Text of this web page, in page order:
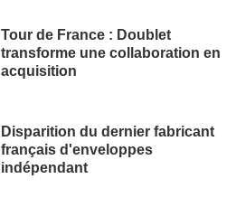
Tour de France : Doublet
transforme une collaboration en
acquisition
Disparition du dernier fabricant
français d'enveloppes
indépendant